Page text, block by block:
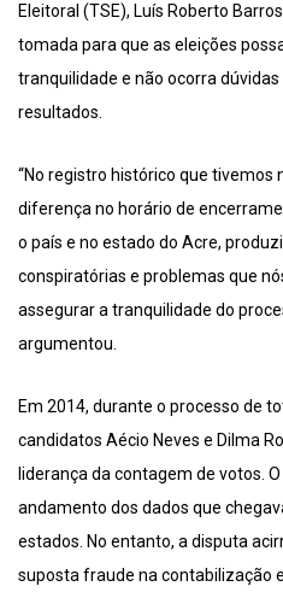
Eleitoral (TSE), Luís Roberto
tomada para que as eleições
tranquilidade e não ocorra
resultados.
“No registro histórico que tivemos
diferença no horário de
o país e no estado do Acre,
conspiratórias e problemas que
assegurar a tranquilidade do
argumentou.
Em 2014, durante o processo de
candidatos Aécio Neves e Dilma
liderança da contagem de votos.
andamento dos dados que
estados. No entanto, a disputa
suposta fraude na contabilização